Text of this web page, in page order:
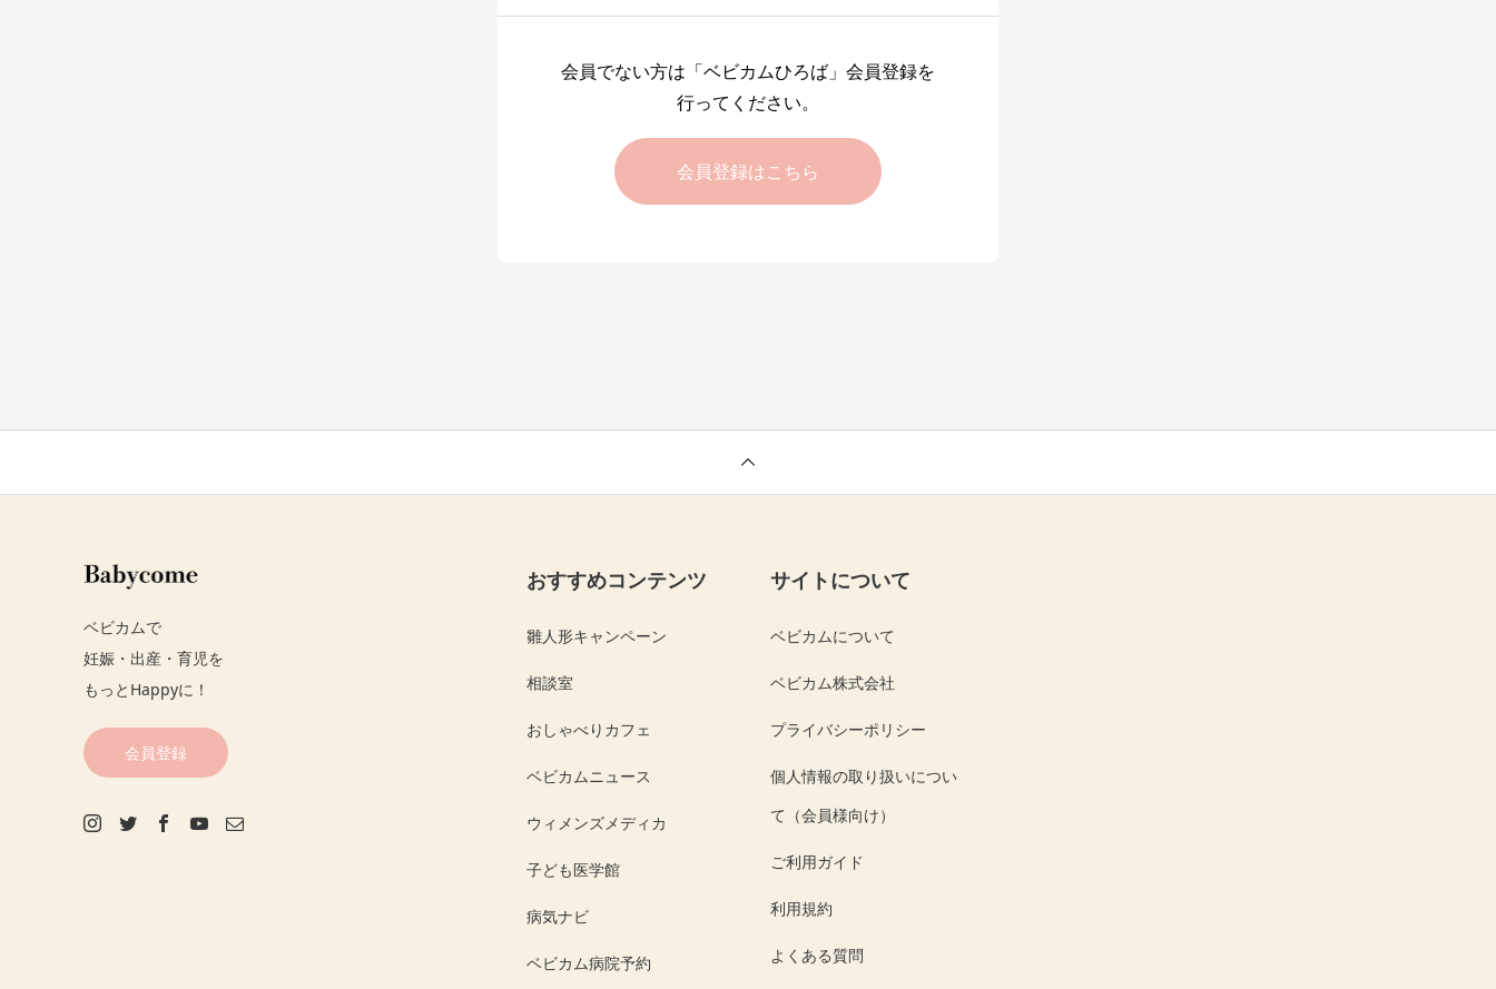
会員でない方は「ベビカムひろば」会員登録を
行ってください。
会員登録はこちら
ベビカムで
妊娠・出産・育児を
もっとHappyに！
会員登録
おすすめコンテンツ
雛人形キャンペーン
相談室
おしゃべりカフェ
ベビカムニュース
ウィメンズメディカ
子ども医学館
病気ナビ
ベビカム病院予約
サイトについて
ベビカムについて
ベビカム株式会社
プライバシーポリシー
個人情報の取り扱いについ
て（会員様向け）
ご利用ガイド
利用規約
よくある質問